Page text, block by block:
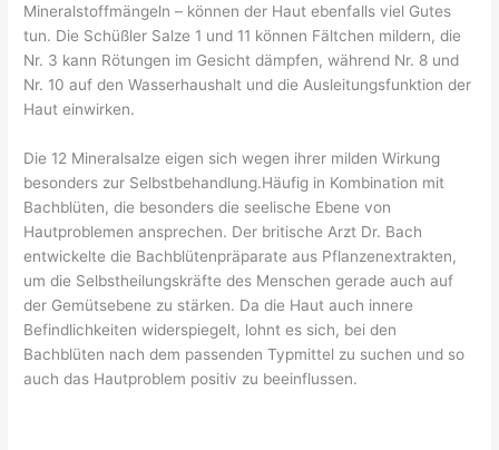
Mineralstoffmängeln – können der Haut ebenfalls viel Gutes
tun. Die Schüßler Salze 1 und 11 können Fältchen mildern, die
Nr. 3 kann Rötungen im Gesicht dämpfen, während Nr. 8 und
Nr. 10 auf den Wasserhaushalt und die Ausleitungsfunktion der
Haut einwirken.
Die 12 Mineralsalze eigen sich wegen ihrer milden Wirkung
besonders zur Selbstbehandlung.Häufig in Kombination mit
Bachblüten, die besonders die seelische Ebene von
Hautproblemen ansprechen. Der britische Arzt Dr. Bach
entwickelte die Bachblütenpräparate aus Pflanzenextrakten,
um die Selbstheilungskräfte des Menschen gerade auch auf
der Gemütsebene zu stärken. Da die Haut auch innere
Befindlichkeiten widerspiegelt, lohnt es sich, bei den
Bachblüten nach dem passenden Typmittel zu suchen und so
auch das Hautproblem positiv zu beeinflussen.